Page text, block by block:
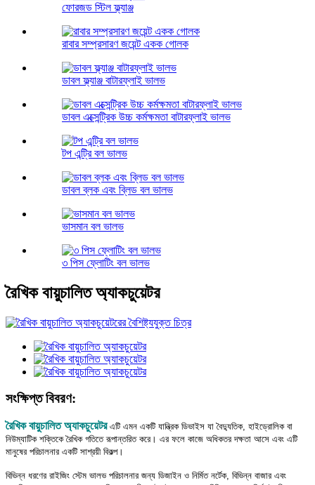
ফোরজড স্টিল ফ্ল্যাঞ্জ
রাবার সম্প্রসারণ জয়েন্ট একক গোলক
ডাবল ফ্ল্যাঞ্জ বাটারফ্লাই ভালভ
ডাবল এক্সেন্ট্রিক উচ্চ কর্মক্ষমতা বাটারফ্লাই ভালভ
টপ এন্ট্রি বল ভালভ
ডাবল ব্লক এবং ব্লিড বল ভালভ
ভাসমান বল ভালভ
৩ পিস ফ্লোটিং বল ভালভ
রৈখিক বায়ুচালিত অ্যাকচুয়েটর
সংক্ষিপ্ত বিবরণ:
রৈখিক বায়ুচালিত অ্যাকচুয়েটর এটি এমন একটি যান্ত্রিক ডিভাইস যা বৈদ্যুতিক, হাইড্রোলিক বা
নিউম্যাটিক শক্তিকে রৈখিক গতিতে রূপান্তরিত করে। এর ফলে কাজে অধিকতর দক্ষতা আসে এবং এটি
মানুষের পরিচালনার একটি সাশ্রয়ী বিকল্প।
বিভিন্ন ধরণের রাইজিং স্টেম ভালভ পরিচালনার জন্য ডিজাইন ও নির্মিত নর্টেক, বিভিন্ন বাজার এবং